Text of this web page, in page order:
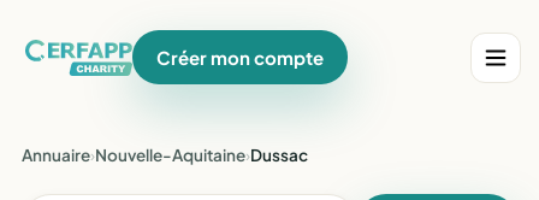
Créer mon compte
Annuaire›Nouvelle-Aquitaine›Dussac